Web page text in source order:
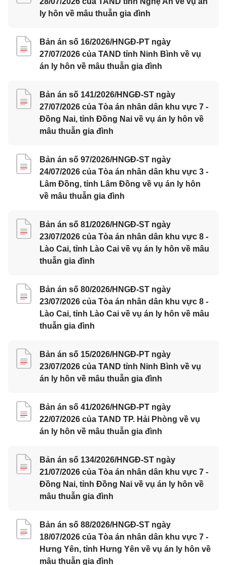
ly hôn về mâu thuẫn gia đình
Bản án số 16/2026/HNGĐ-PT ngày
27/07/2026 của TAND tỉnh Ninh Bình về vụ
án ly hôn về mâu thuẫn gia đình
Bản án số 141/2026/HNGĐ-ST ngày
27/07/2026 của Tòa án nhân dân khu vực 7 -
Đồng Nai, tỉnh Đồng Nai về vụ án ly hôn về
mâu thuẫn gia đình
Bản án số 97/2026/HNGĐ-ST ngày
24/07/2026 của Tòa án nhân dân khu vực 3 -
Lâm Đồng, tỉnh Lâm Đồng về vụ án ly hôn
về mâu thuẫn gia đình
Bản án số 81/2026/HNGĐ-ST ngày
23/07/2026 của Tòa án nhân dân khu vực 8 -
Lào Cai, tỉnh Lào Cai về vụ án ly hôn về mâu
thuẫn gia đình
Bản án số 80/2026/HNGĐ-ST ngày
23/07/2026 của Tòa án nhân dân khu vực 8 -
Lào Cai, tỉnh Lào Cai về vụ án ly hôn về mâu
thuẫn gia đình
Bản án số 15/2026/HNGĐ-PT ngày
23/07/2026 của TAND tỉnh Ninh Bình về vụ
án ly hôn về mâu thuẫn gia đình
Bản án số 41/2026/HNGĐ-PT ngày
22/07/2026 của TAND TP. Hải Phòng về vụ
án ly hôn về mâu thuẫn gia đình
Bản án số 134/2026/HNGĐ-ST ngày
21/07/2026 của Tòa án nhân dân khu vực 7 -
Đồng Nai, tỉnh Đồng Nai về vụ án ly hôn về
mâu thuẫn gia đình
Bản án số 88/2026/HNGĐ-ST ngày
18/07/2026 của Tòa án nhân dân khu vực 7 -
Hưng Yên, tỉnh Hưng Yên về vụ án ly hôn về
mâu thuẫn gia đình